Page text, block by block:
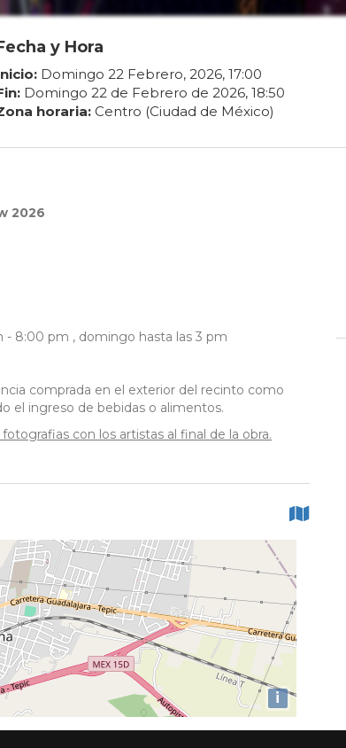
y Hora
Domingo 22 Febrero, 2026, 17:00
Domingo 22de Febrero de 2026, 18:50
horaria: Centro (Ciudad de México)
2026
- 8:00 pm , domingo hasta las 3 pm
comprada en el exterior del recinto como
el ingreso de bebidas o alimentos.
con los artistas al final de la obra.
i